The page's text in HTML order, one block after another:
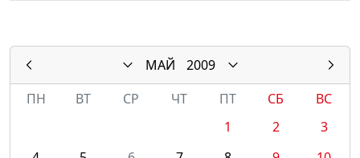
МАЙ
2009
ПН
ВТ СР ЧТ ПТ СБ
ВС
1
2
3